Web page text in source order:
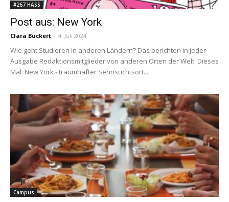
#267 HASS
Post aus: New York
Clara Buckert - 4. Juli 2024
Wie geht Studieren in anderen Ländern? Das berichten in jeder
Ausgabe Redaktionsmitglieder von anderen Orten der Welt. Dieses
Mal: New York - traumhafter Sehnsuchtsort...
Campus